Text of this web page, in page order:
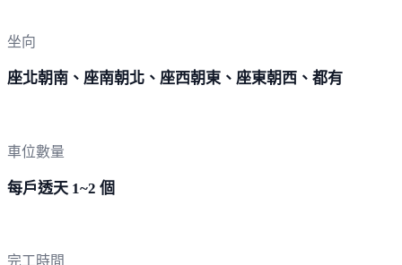
坐向
座北朝南、座南朝北、座西朝東、座東朝西、都有
車位數量
每戶透天 1~2 個
完工時間